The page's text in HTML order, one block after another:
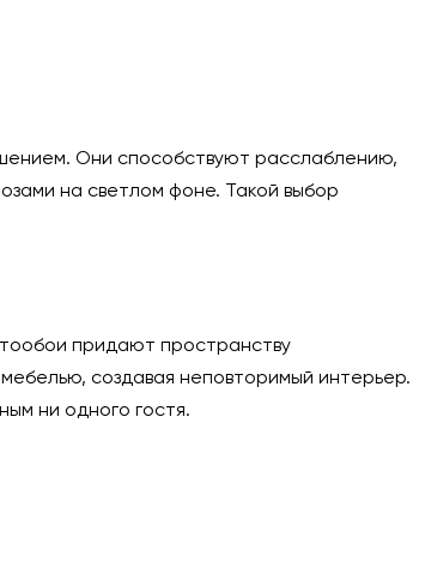
Они способствуют расслаблению,
на светлом фоне. Такой выбор
придают пространству
создавая неповторимый интерьер.
ни одного гостя.